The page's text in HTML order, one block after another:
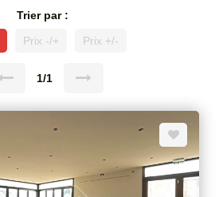
Trier par :
Prix -/+ Prix +/-
1/1